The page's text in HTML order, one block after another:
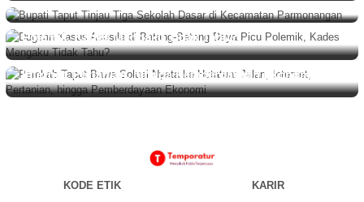
Dugaan Kasus Asusila di Batang-Batang Daya Picu
Polemik, Kades Mengaku Tidak Tahu?
BERITA Agustus 6, 2026
Pemkab Taput Bawa Solusi Nyata ke Hutatua: Jalan,
Internet, Pertanian, hingga Pemberdayaan Ekonomi
KODE ETIK
KARIR